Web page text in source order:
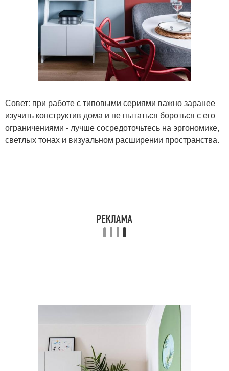
Совет: при работе с типовыми сериями важно заранее
изучить конструктив дома и не пытаться бороться с его
ограничениями - лучше сосредоточьтесь на эргономике,
светлых тонах и визуальном расширении пространства.